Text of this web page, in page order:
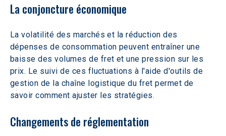
La conjoncture économique
La volatilité des marchés et la réduction des
dépenses de consommation peuvent entraîner une
baisse des volumes de fret et une pression sur les
prix. Le suivi de ces fluctuations à l'aide d'outils de
gestion de la chaîne logistique du fret permet de
savoir comment ajuster les stratégies.
Changements de réglementation